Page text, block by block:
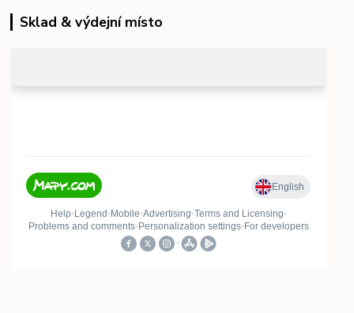
Sklad & výdejní místo